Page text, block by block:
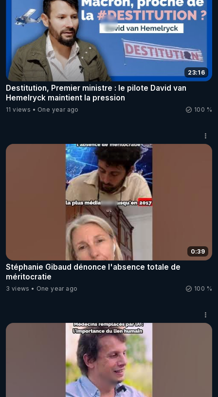
23:16
Destitution, Premier ministre : le pilote David van
Hemelryck maintient la pression
11 views One year ago 100 %
0:39
Stéphanie Gibaud dénonce l'absence totale de
méritocratie
3 views One year ago 100 %